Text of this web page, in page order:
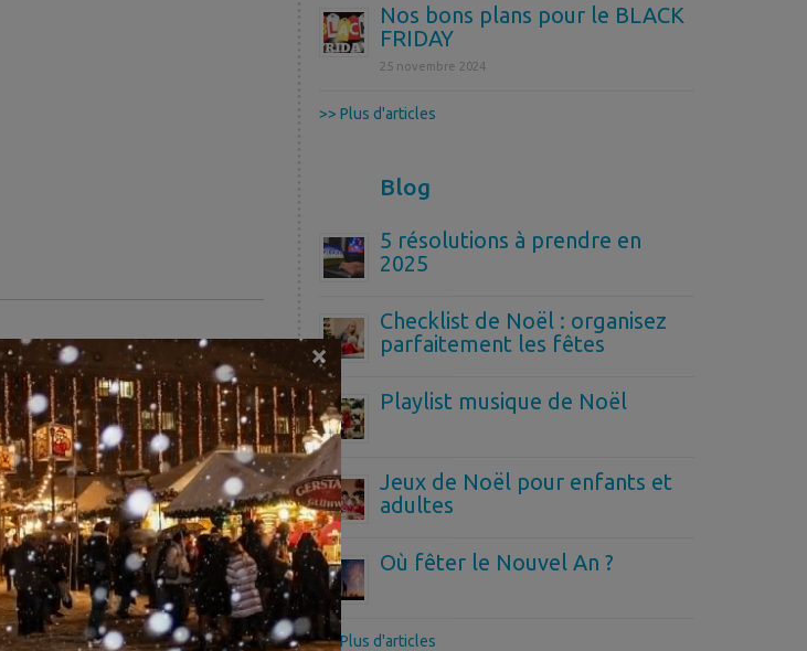
Nos bons plans pour le BLACK
FRIDAY
25 novembre 2024
>> Plus d'articles
Blog
5 résolutions à prendre en
2025
Checklist de Noël : organisez
parfaitement les fêtes
Playlist musique de Noël
Jeux de Noël pour enfants et
adultes
Où fêter le Nouvel An ?
>> Plus d'articles
×